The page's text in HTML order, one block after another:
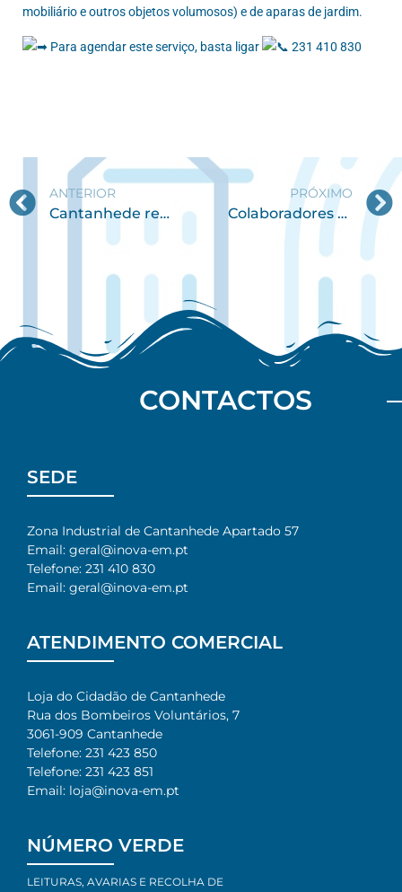
mobiliário e outros objetos volumosos) e de aparas de jardim.
Para agendar este serviço, basta ligar 231 410 830
ANTERIOR
Cantanhede reforça rede de recolha seletiva com mais seis capsulões
PRÓXIMO
Colaboradores da INOVA concluem formação e reforçam qualificações
CONTACTOS
SEDE
Zona Industrial de Cantanhede Apartado 57
Email: geral@inova-em.pt
Telefone: 231 410 830
Email: geral@inova-em.pt
ATENDIMENTO COMERCIAL
Loja do Cidadão de Cantanhede
Rua dos Bombeiros Voluntários, 7​
3061-909 Cantanhede​
Telefone: 231 423 850​
Telefone: 231 423 851​
Email: loja@inova-em.pt​
NÚMERO VERDE
LEITURAS, AVARIAS E RECOLHA DE